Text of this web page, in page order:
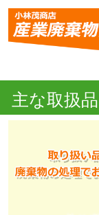
主な取扱